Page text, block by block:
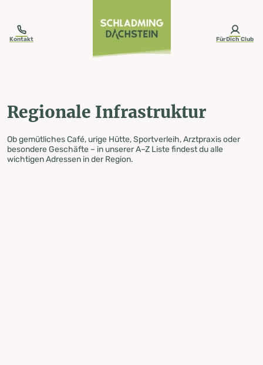
Kontakt FürDich Club
Regionale Infrastruktur
Ob gemütliches Café, urige Hütte, Sportverleih, Arztpraxis oder
besondere Geschäfte – in unserer A–Z Liste findest du alle
wichtigen Adressen in der Region.